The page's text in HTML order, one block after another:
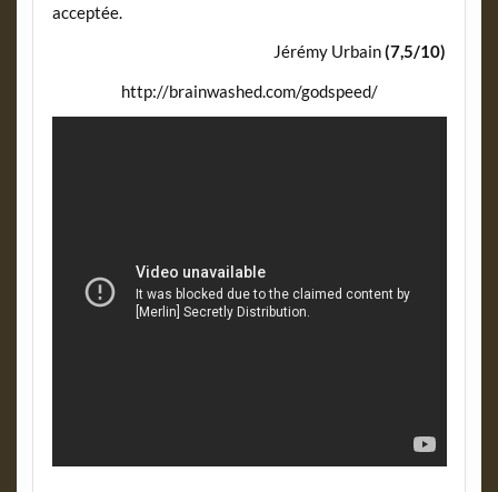
acceptée.
Jérémy Urbain(7,5/10)
http://brainwashed.com/godspeed/